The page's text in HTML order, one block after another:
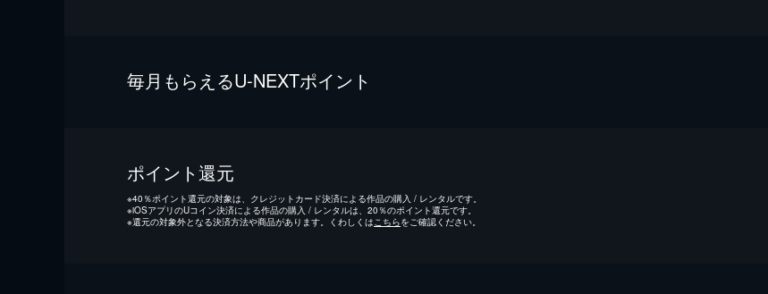
毎⽉もらえるU-NEXTポイント
ポイント還元
※40％ポイント還元の対象は、クレジットカード決済による作品の購入 / レンタルです。
※iOSアプリのUコイン決済による作品の購入 / レンタルは、20％のポイント還元です。
※還元の対象外となる決済方法や商品があります。くわしくはこちらをご確認ください。